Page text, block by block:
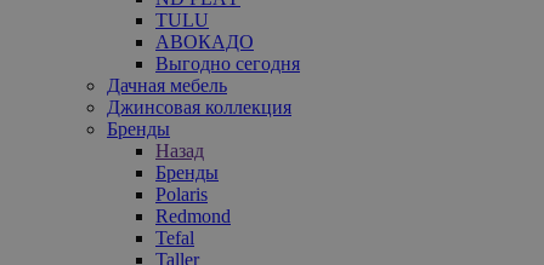
TULU
АВОКАДО
Выгодно сегодня
Дачная мебель
Джинсовая коллекция
Бренды
Назад
Бренды
Polaris
Redmond
Tefal
Taller